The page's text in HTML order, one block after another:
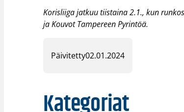
Korisliiga jatkuu tiistaina 2.1., kun
ja Kouvot Tampereen Pyrintöä.
Päivitetty02.01.2024
Kategoriat